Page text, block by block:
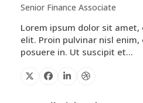
Senior Finance Associate
Lorem ipsum dolor sit
elit. Proin pulvinar nisl
posuere in. Ut suscipit et…
X Facebook
LinkedinDribbble